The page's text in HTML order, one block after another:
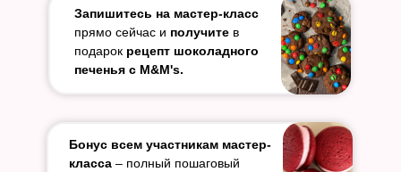
ПРИНЯТЬ УЧАСТИЕ В 17:00 МСК
Бонус всем участникам мастер-
класса – полный пошаговый
Запишитесь на мастер-класс
прямо сейчас и получите в
подарок рецепт шоколадного
печенья с M&M's.